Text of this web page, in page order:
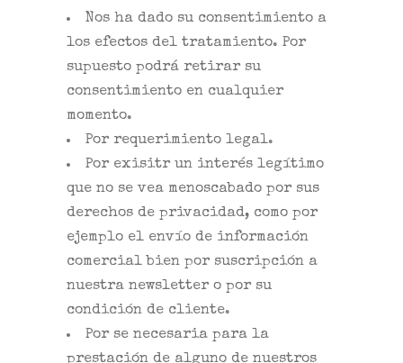
Nos ha dado su consentimiento a
los efectos del tratamiento. Por
supuesto podrá retirar su
consentimiento en cualquier
momento.
Por requerimiento legal.
Por exisitr un interés legítimo
que no se vea menoscabado por sus
derechos de privacidad, como por
ejemplo el envío de información
comercial bien por suscripción a
nuestra newsletter o por su
condición de cliente.
Por se necesaria para la
prestación de alguno de nuestros